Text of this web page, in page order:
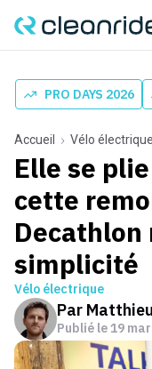
PRO DAYS 2026
Accueil Vélo électrique
Elle se
cette
simplicité
Vélo électrique
Par
Publié le19